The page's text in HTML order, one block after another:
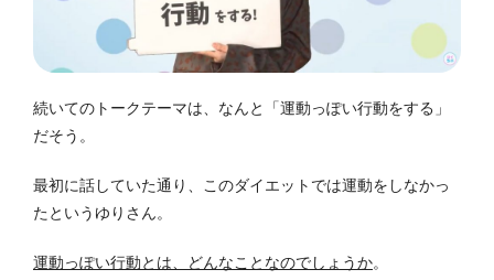
続いてのトークテーマは、なんと「運動っぽい行動をする」
だそう。
最初に話していた通り、このダイエットでは運動をしなかっ
たというゆりさん。
運動っぽい行動とは、どんなことなのでしょうか。